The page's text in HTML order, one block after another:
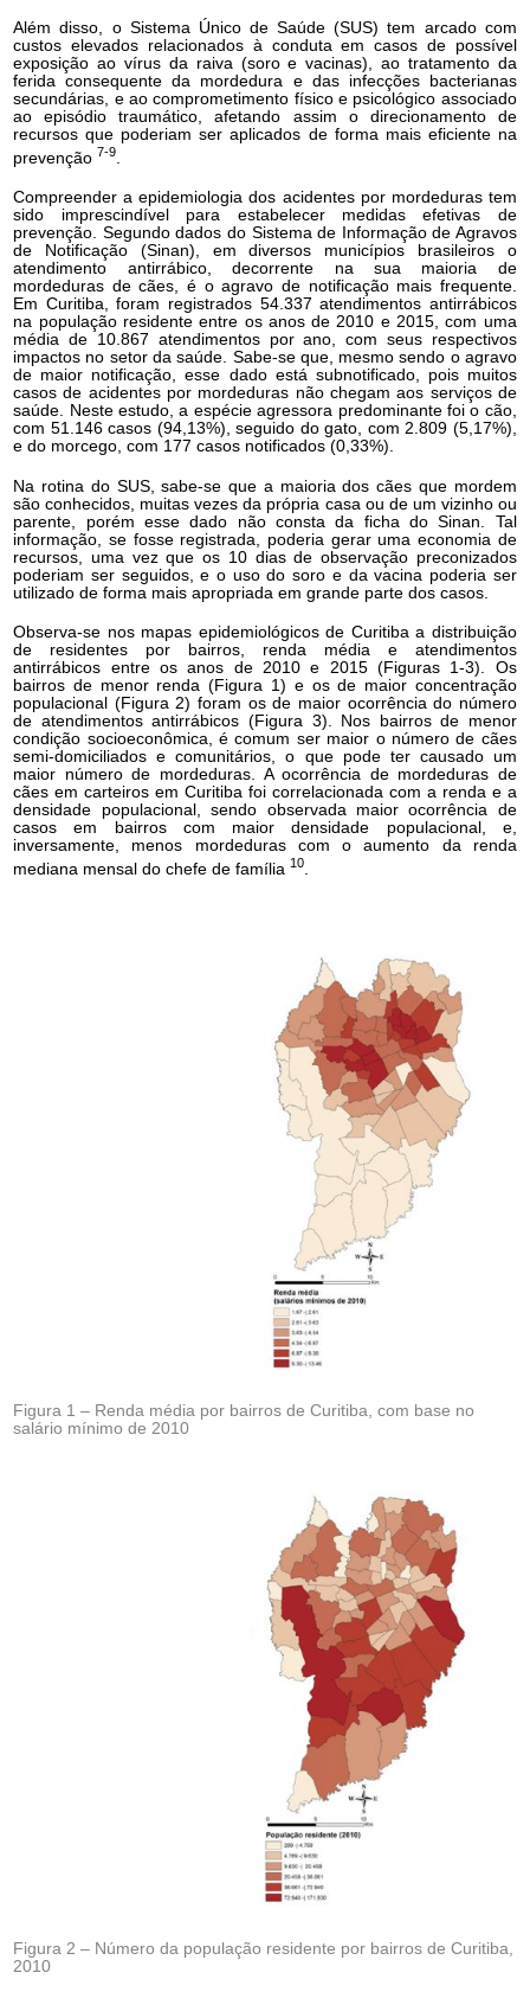
Além disso, o Sistema Único de Saúde (SUS) tem arcado com
custos elevados relacionados à conduta em casos de possível
exposição ao vírus da raiva (soro e vacinas), ao tratamento da
ferida consequente da mordedura e das infecções bacterianas
secundárias, e ao comprometimento físico e psicológico associado
ao episódio traumático, afetando assim o direcionamento de
recursos que poderiam ser aplicados de forma mais eficiente na
prevenção 7-9.
Compreender a epidemiologia dos acidentes por mordeduras tem
sido imprescindível para estabelecer medidas efetivas de
prevenção. Segundo dados do Sistema de Informação de Agravos
de Notificação (Sinan), em diversos municípios brasileiros o
atendimento antirrábico, decorrente na sua maioria de
mordeduras de cães, é o agravo de notificação mais frequente.
Em Curitiba, foram registrados 54.337 atendimentos antirrábicos
na população residente entre os anos de 2010 e 2015, com uma
média de 10.867 atendimentos por ano, com seus respectivos
impactos no setor da saúde. Sabe-se que, mesmo sendo o agravo
de maior notificação, esse dado está subnotificado, pois muitos
casos de acidentes por mordeduras não chegam aos serviços de
saúde. Neste estudo, a espécie agressora predominante foi o cão,
com 51.146 casos (94,13%), seguido do gato, com 2.809 (5,17%),
e do morcego, com 177 casos notificados (0,33%).
Na rotina do SUS, sabe-se que a maioria dos cães que mordem
são conhecidos, muitas vezes da própria casa ou de um vizinho ou
parente, porém esse dado não consta da ficha do Sinan. Tal
informação, se fosse registrada, poderia gerar uma economia de
recursos, uma vez que os 10 dias de observação preconizados
poderiam ser seguidos, e o uso do soro e da vacina poderia ser
utilizado de forma mais apropriada em grande parte dos casos.
Observa-se nos mapas epidemiológicos de Curitiba a distribuição
de residentes por bairros, renda média e atendimentos
antirrábicos entre os anos de 2010 e 2015 (Figuras 1-3). Os
bairros de menor renda (Figura 1) e os de maior concentração
populacional (Figura 2) foram os de maior ocorrência do número
de atendimentos antirrábicos (Figura 3). Nos bairros de menor
condição socioeconômica, é comum ser maior o número de cães
semi-domiciliados e comunitários, o que pode ter causado um
maior número de mordeduras. A ocorrência de mordeduras de
cães em carteiros em Curitiba foi correlacionada com a renda e a
densidade populacional, sendo observada maior ocorrência de
casos em bairros com maior densidade populacional, e,
inversamente, menos mordeduras com o aumento da renda
mediana mensal do chefe de família10
Figura 1 – Renda média por bairros de Curitiba, com base no
salário mínimo de 2010
Figura 2 – Número da população residente por bairros de Curitiba,
2010